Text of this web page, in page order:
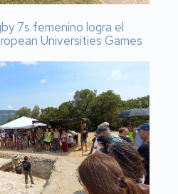
7s femenino logra el
Universities Games